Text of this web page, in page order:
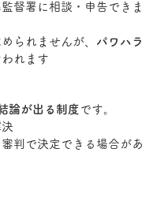
督署に相談・申告できま
られませんが、 パワハラ
われます
論が出る制度 です。
判で決定できる場合があ